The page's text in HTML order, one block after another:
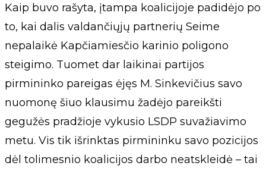
Kaip buvo rašyta, įtampa koalicijoje padidėjo po
to, kai dalis valdančiųjų partnerių Seime
nepalaikė Kapčiamiesčio karinio poligono
steigimo. Tuomet dar laikinai partijos
pirmininko pareigas ėjęs M. Sinkevičius savo
nuomonę šiuo klausimu žadėjo pareikšti
gegužės pradžioje vykusio LSDP suvažiavimo
metu. Vis tik išrinktas pirmininku savo pozicijos
dėl tolimesnio koalicijos darbo neatskleidė – tai